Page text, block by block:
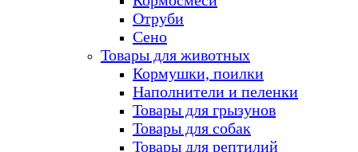
Отруби
Сено
Товары для животных
Кормушки, поилки
Наполнители и пеленки
Товары для грызунов
Товары для собак
Товары для рептилий